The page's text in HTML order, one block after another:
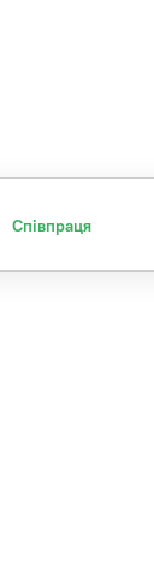
Співпраця